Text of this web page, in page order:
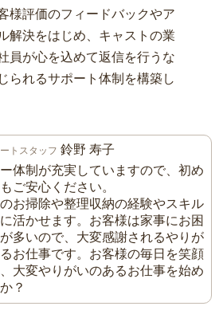
様評価のフィードバックやア
解決をはじめ、キャストの業
員が心を込めて返信を行うな
られるサポート体制を構築し
トスタッフ 鈴野 寿子
体制が充実していますので、初め
ご安心ください。
お掃除や整理収納の経験やスキル
活かせます。お客様は家事にお困
多いので、大変感謝されるやりが
お仕事です。お客様の毎日を笑顔
大変やりがいのあるお仕事を始め
？